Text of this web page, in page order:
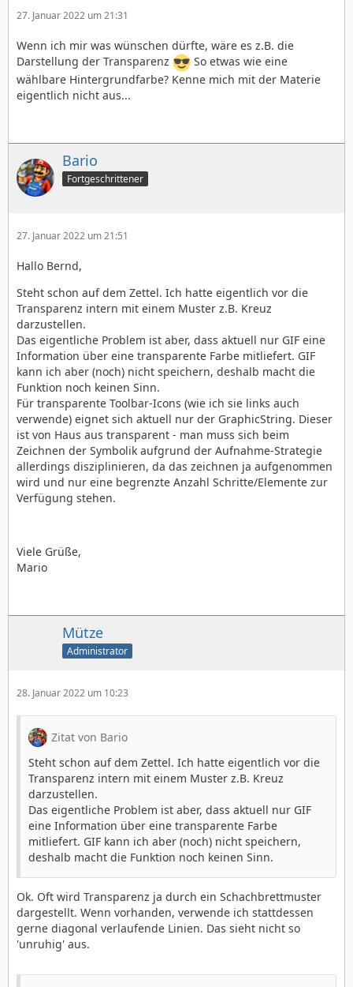
27. Januar 2022 um 21:31
Wenn ich mir was wünschen dürfte, wäre es z.B. die
Darstellung der Transparenz
So etwas wie eine
wählbare Hintergrundfarbe? Kenne mich mit der Materie
eigentlich nicht aus...
Bario
Fortgeschrittener
27. Januar 2022 um 21:51
Hallo Bernd,
Steht schon auf dem Zettel. Ich hatte eigentlich vor die
Transparenz intern mit einem Muster z.B. Kreuz
darzustellen.
Das eigentliche Problem ist aber, dass aktuell nur GIF eine
Information über eine transparente Farbe mitliefert. GIF
kann ich aber (noch) nicht speichern, deshalb macht die
Funktion noch keinen Sinn.
Für transparente Toolbar-Icons (wie ich sie links auch
verwende) eignet sich aktuell nur der GraphicString. Dieser
ist von Haus aus transparent - man muss sich beim
Zeichnen der Symbolik aufgrund der Aufnahme-Strategie
allerdings disziplinieren, da das zeichnen ja aufgenommen
wird und nur eine begrenzte Anzahl Schritte/Elemente zur
Verfügung stehen.
Viele Grüße,
Mario
Mütze
Administrator
28. Januar 2022 um 10:23
Zitat von Bario
Steht schon auf dem Zettel. Ich hatte eigentlich vor die
Transparenz intern mit einem Muster z.B. Kreuz
darzustellen.
Das eigentliche Problem ist aber, dass aktuell nur GIF
eine Information über eine transparente Farbe
mitliefert. GIF kann ich aber (noch) nicht speichern,
deshalb macht die Funktion noch keinen Sinn.
Ok. Oft wird Transparenz ja durch ein Schachbrettmuster
dargestellt. Wenn vorhanden, verwende ich stattdessen
gerne diagonal verlaufende Linien. Das sieht nicht so
'unruhig' aus.